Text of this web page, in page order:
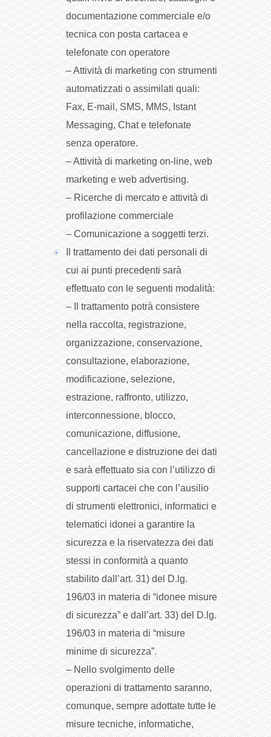
documentazione commerciale e/o
tecnica con posta cartacea e
telefonate con operatore
– Attività di marketing con strumenti
automatizzati o assimilati quali:
Fax, E-mail, SMS, MMS, Istant
Messaging, Chat e telefonate
senza operatore.
– Attività di marketing on-line, web
marketing e web advertising.
– Ricerche di mercato e attività di
profilazione commerciale
– Comunicazione a soggetti terzi.
Il trattamento dei dati personali di
cui ai punti precedenti sarà
effettuato con le seguenti modalità:
– Il trattamento potrà consistere
nella raccolta, registrazione,
organizzazione, conservazione,
consultazione, elaborazione,
modificazione, selezione,
estrazione, raffronto, utilizzo,
interconnessione, blocco,
comunicazione, diffusione,
cancellazione e distruzione dei dati
e sarà effettuato sia con l’utilizzo di
supporti cartacei che con l’ausilio
di strumenti elettronici, informatici e
telematici idonei a garantire la
sicurezza e la riservatezza dei dati
stessi in conformità a quanto
stabilito dall’art. 31) del D.lg.
196/03 in materia di “idonee misure
di sicurezza” e dall’art. 33) del D.lg.
196/03 in materia di “misure
minime di sicurezza”.
– Nello svolgimento delle
operazioni di trattamento saranno,
comunque, sempre adottate tutte le
misure tecniche, informatiche,